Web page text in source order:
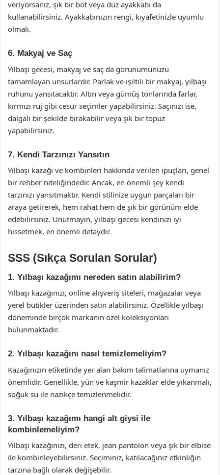
veriyorsanız, şık bir bot veya düz ayakkabı da
kullanabilirsiniz. Ayakkabınızın rengi, kıyafetinizle uyumlu
olmalı.
6. Makyaj ve Saç
Yılbaşı gecesi, makyaj ve saç da görünümünüzü
tamamlayan unsurlardır. Parlak ve ışıltılı bir makyaj, yılbaşı
ruhunu yansıtacaktır. Altın veya gümüş tonlarında farlar,
kırmızı ruj gibi cesur seçimler yapabilirsiniz. Saçınızı ise,
dalgalı bir şekilde bırakabilir veya şık bir topuz
yapabilirsiniz.
7. Kendi Tarzınızı Yansıtın
Yılbaşı kazağı ve kombinleri hakkında verilen ipuçları, genel
bir rehber niteliğindedir. Ancak, en önemli şey kendi
tarzınızı yansıtmaktır. Kendi stilinize uygun parçaları bir
araya getirerek, hem rahat hem de şık bir görünüm elde
edebilirsiniz. Unutmayın, yılbaşı gecesi kendinizi iyi
hissetmek, en önemli detaydır.
SSS (Sıkça Sorulan Sorular)
1. Yılbaşı kazağımı nereden satın alabilirim?
Yılbaşı kazağınızı, online alışveriş siteleri, mağazalar veya
yerel butikler üzerinden satın alabilirsiniz. Özellikle yılbaşı
döneminde birçok markanın özel koleksiyonları
bulunmaktadır.
2. Yılbaşı kazağını nasıl temizlemeliyim?
Kazağınızın etiketinde yer alan bakım talimatlarına uymanız
önemlidir. Genellikle, yün ve kaşmir kazaklar elde yıkanmalı,
soğuk su ile nazikçe temizlenmelidir.
3. Yılbaşı kazağımı hangi alt giysi ile
kombinlemeliyim?
Yılbaşı kazağınızı, deri etek, jean pantolon veya şık bir elbise
ile kombinleyebilirsiniz. Seçiminiz, katılacağınız etkinliğin
tarzına bağlı olarak değişebilir.